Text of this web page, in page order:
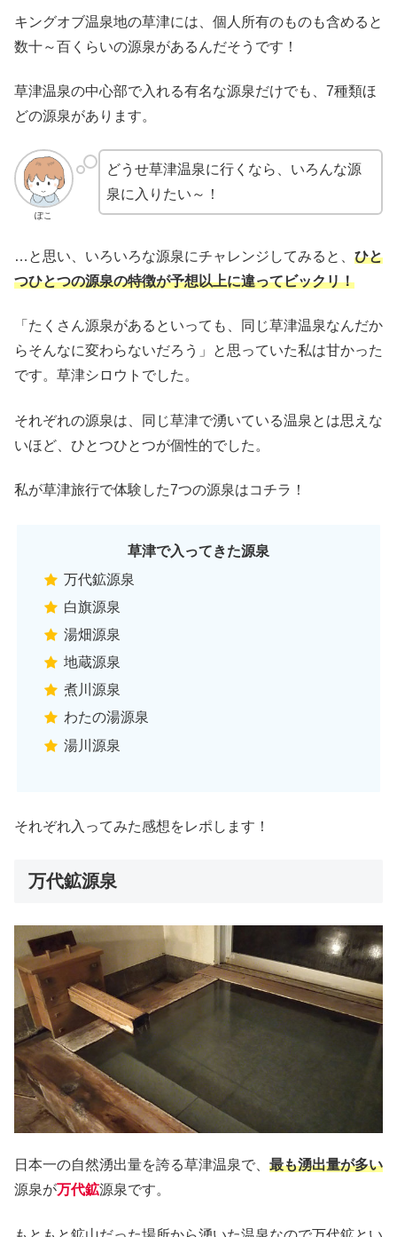
キングオブ温泉地の草津には、個人所有のものも含めると
数十～百くらいの源泉があるんだそうです！
草津温泉の中心部で入れる有名な源泉だけでも、7種類ほ
どの源泉があります。
ぽこ
どうせ草津温泉に行くなら、いろんな源
泉に入りたい～！
…と思い、いろいろな源泉にチャレンジしてみると、 ひと
つひとつの源泉の特徴が予想以上に違ってビックリ！
「たくさん源泉があるといっても、同じ草津温泉なんだか
らそんなに変わらないだろう」と思っていた私は甘かった
です。草津シロウトでした。
それぞれの源泉は、同じ草津で湧いている温泉とは思えな
いほど、ひとつひとつが個性的でした。
私が草津旅行で体験した7つの源泉はコチラ！
草津で入ってきた源泉
万代鉱源泉
白旗源泉
湯畑源泉
地蔵源泉
煮川源泉
わたの湯源泉
湯川源泉
それぞれ入ってみた感想をレポします！
万代鉱源泉
日本一の自然湧出量を誇る草津温泉で、 最も湧出量が多い
源泉が万代鉱源泉です。